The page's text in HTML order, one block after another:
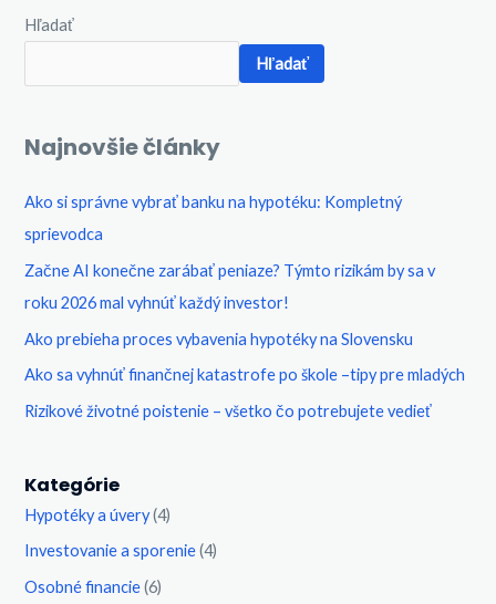
Hľadať
Hľadať
Najnovšie články
Ako si správne vybrať banku na hypotéku: Kompletný
sprievodca​
Začne AI konečne zarábať peniaze? Týmto rizikám by sa v
roku 2026 mal vyhnúť každý investor!
Ako prebieha proces vybavenia hypotéky na Slovensku
Ako sa vyhnúť finančnej katastrofe po škole –tipy pre mladých
Rizikové životné poistenie – všetko čo potrebujete vedieť
Kategórie
Hypotéky a úvery(4)
Investovanie a sporenie(4)
Osobné financie(6)